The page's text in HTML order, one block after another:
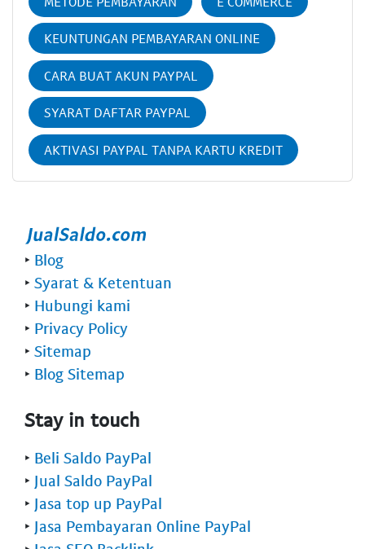
KEUNTUNGAN PEMBAYARAN ONLINE
CARA BUAT AKUN PAYPAL
SYARAT DAFTAR PAYPAL
AKTIVASI PAYPAL TANPA KARTU KREDIT
‣ Blog
‣ Syarat & Ketentuan
‣ Hubungi kami
‣ Privacy Policy
‣ Sitemap
‣ Blog Sitemap
Stay in touch
‣ Beli Saldo PayPal
‣ Jual Saldo PayPal
‣ Jasa top up PayPal
‣ Jasa Pembayaran Online PayPal